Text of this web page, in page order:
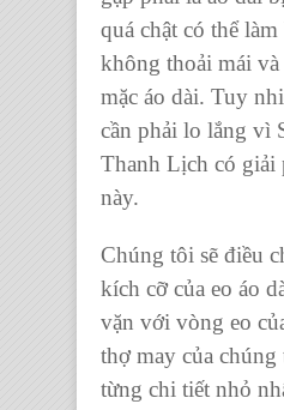
quá chật có thể
không thoải mái
mặc áo dài. Tuy
cần phải lo lắng vì
Thanh Lịch có giải
này.
Chúng tôi sẽ điều
kích cỡ của eo áo
vặn với vòng eo
thợ may của chúng
từng chi tiết nhỏ